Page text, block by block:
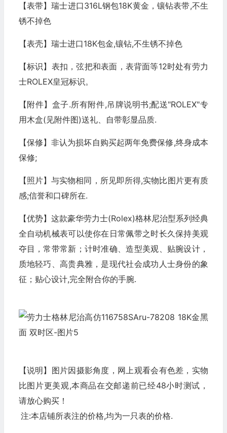
【表带】瑞士进口316L钢包18K黄金，镶钻表带,不生
锈不掉色
【表壳】瑞士进口18K包金,镶钻,不生锈不掉色
【标识】表扣，弦把和表面，表背面等12时处有劳力
士ROLEX皇冠标识。
【附件】盒子.所有附件,吊牌说明书;配送"ROLEX"专
用木盒(见附件图)送礼、自带彰显品质.
【保修】非认为损坏自购买起两年免费保修,终身成本
保修;
【照片】与实物相同，所见即所得,实物比图片更有质
感;信誉和口碑所在.
【优势】这款豪华劳力士(Rolex)格林尼治型系列经典
全自动机械表可以使你在日常佩带之时长久保持美观
夺目，常带常新；计时准确、造型美观、贴腕设计，
质地轻巧、高贵典雅，是现代社会成功人士身份的象
征；贴心设计,完全附合你的手腕.
【说明】图片因摄影角度，网上观看会有色差，实物
比图片更美观,本商品在交邮递前已经48小时测试，
请放心购买！
注:本店铺所表注的价格,均为一只表的价格.